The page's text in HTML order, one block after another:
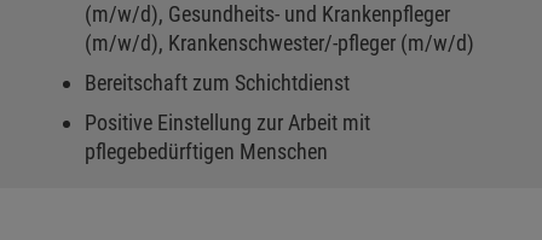
(m/w/d), Gesundheits- und Krankenpfleger
(m/w/d), Krankenschwester/-pfleger (m/w/d)
Bereitschaft zum Schichtdienst
Positive Einstellung zur Arbeit mit
pflegebedürftigen Menschen